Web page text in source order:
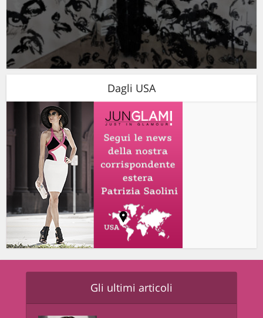
Dagli USA
Gli ultimi articoli